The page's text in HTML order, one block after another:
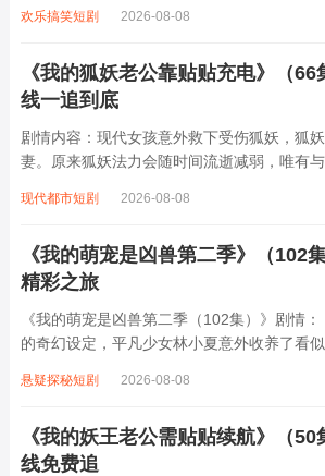
毒，两人因身份与使命渐行渐远。权谋斗争、
欢乐搞笑短剧 2026-08-08
《我的狐妖老公靠贴贴充电》（
线一追到底
剧情内容：现代女孩意外救下受伤狐妖，狐
妻。原来狐妖法力会随时间流逝减弱，唯有与
动，狐妖则凭借可爱外表与温柔性格俘获女
现代都市短剧 2026-08-08
《我的萌宠是凶兽第二季》（102
精彩之旅
《我的萌宠是凶兽第二季（102集）》剧情
的奇幻设定，平凡少女林小夏意外收养了看
时而恢复软萌模样，与小夏展开啼笑皆非的
悬疑探秘短剧 2026-08-08
《我的妖王老公需贴贴续航》（
线免费追